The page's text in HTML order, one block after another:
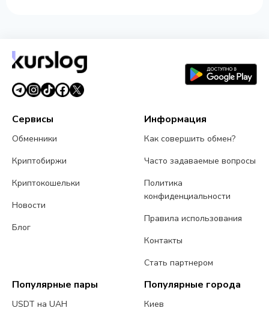
Сервисы
Обменники
Криптобиржи
Криптокошельки
Новости
Блог
Информация
Как совершить обмен?
Часто задаваемые вопросы
Политика
конфиденциальности
Правила использования
Контакты
Стать партнером
Популярные пары
USDT на UAH
Популярные города
Киев